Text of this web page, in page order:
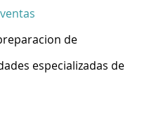
de
especializadas de